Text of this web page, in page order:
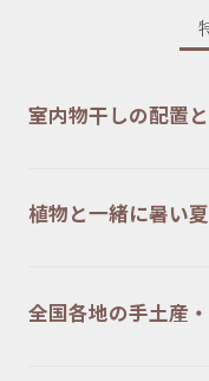
室内物干しの配置
植物と一緒に暑い
全国各地の手土産